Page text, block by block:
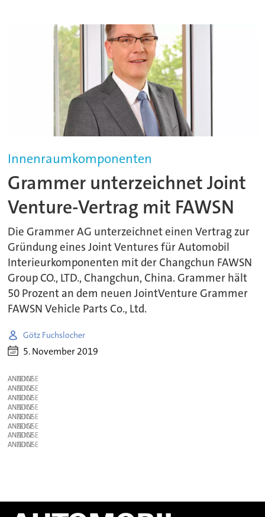
Innenraumkomponenten
Grammer unterzeichnet Joint
Venture-Vertrag mit FAWSN
Die Grammer AG unterzeichnet einen Vertrag zur
Gründung eines Joint Ventures für Automobil
Interieurkomponenten mit der Changchun FAWSN
Group CO., LTD., Changchun, China. Grammer hält
50 Prozent an dem neuen JointVenture Grammer
FAWSN Vehicle Parts Co., Ltd.
Götz Fuchslocher
5. November 2019
ANZEIGE
ANZEIGE
ANZEIGE
ANZEIGE
ANZEIGE
ANZEIGE
ANZEIGE
ANZEIGE